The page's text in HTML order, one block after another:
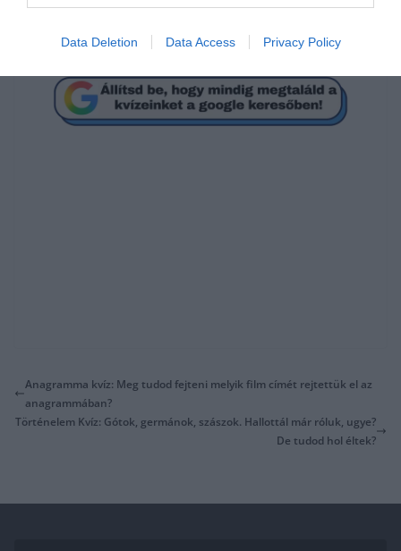
Data Deletion Data Access Privacy Policy
A sas leszállt
Anagramma kvíz: Meg tudod fejteni melyik film címét rejtettük el az
anagrammában?
Történelem Kvíz: Gótok, germánok, szászok. Hallottál már róluk, ugye?
De tudod hol éltek?